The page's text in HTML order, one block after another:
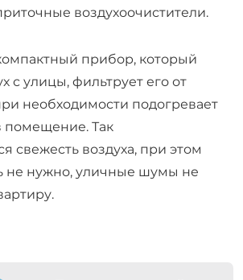
воздухоочистители.
прибор, который
с улицы, фильтрует его от
необходимости подогревает
помещение. Так
свежесть воздуха, при этом
не нужно, уличные шумы не